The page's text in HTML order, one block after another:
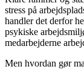
stress på
handler det derfor
psykiske
medarbejderne
Men hvordan gør